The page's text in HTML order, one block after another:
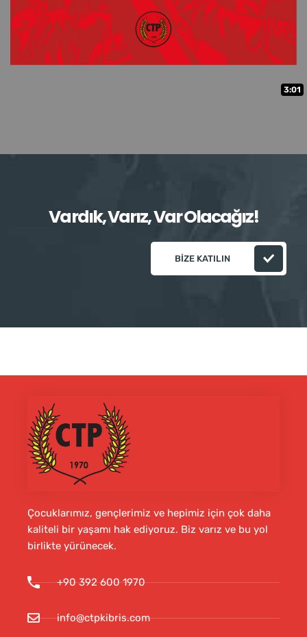
3:01
Vardık, Varız, Var Olacağız!
BIZE KATILIN
Çocuklarımız, gençlerimiz ve hepimiz için çok daha
kaliteli bir yaşamı hak ediyoruz. Biz varız ve bu yol
birlikte yürünecek.
+90 392 600 1970
info@ctpkibris.com